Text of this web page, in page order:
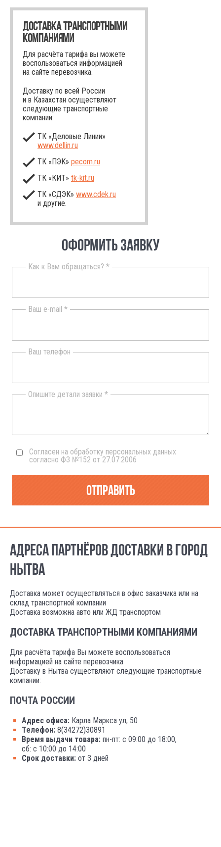
ДОСТАВКА ТРАНСПОРТНЫМИ
КОМПАНИЯМИ
Для расчёта тарифа вы можете
воспользоваться информацией
на сайте перевозчика.
Доставку по всей России
и в Казахстан осуществляют
следующие транспортные
компании:
ТК «Деловые Линии»
www.dellin.ru
ТК «ПЭК» pecom.ru
ТК «КИТ» tk-kit.ru
ТК «СДЭК» www.cdek.ru
и другие.
ОФОРМИТЬ ЗАЯВКУ
Как к Вам обращаться? *
Ваш e-mail *
Ваш телефон
Опишите детали заявки *
Согласен на обработку персональных данных
согласно ФЗ №152 от 27.07.2006
Отправить
АДРЕСА ПАРТНЁРОВ ДОСТАВКИ В ГОРОД
НЫТВА
Доставка может осуществляться в офис заказчика или на
склад транспортной компании
Доставка возможна авто или ЖД транспортом
ДОСТАВКА ТРАНСПОРТНЫМИ КОМПАНИЯМИ
Для расчёта тарифа Вы можете воспользоваться
информацией на сайте перевозчика
Доставку в Нытва существляют следующие транспортные
компании:
ПОЧТА РОССИИ
Адрес офиса: Карла Маркса ул, 50
Телефон: 8(34272)30891
Время выдачи товара: пн-пт: с 09:00 до 18:00,
сб: с 10:00 до 14:00
Срок доставки: от 3 дней